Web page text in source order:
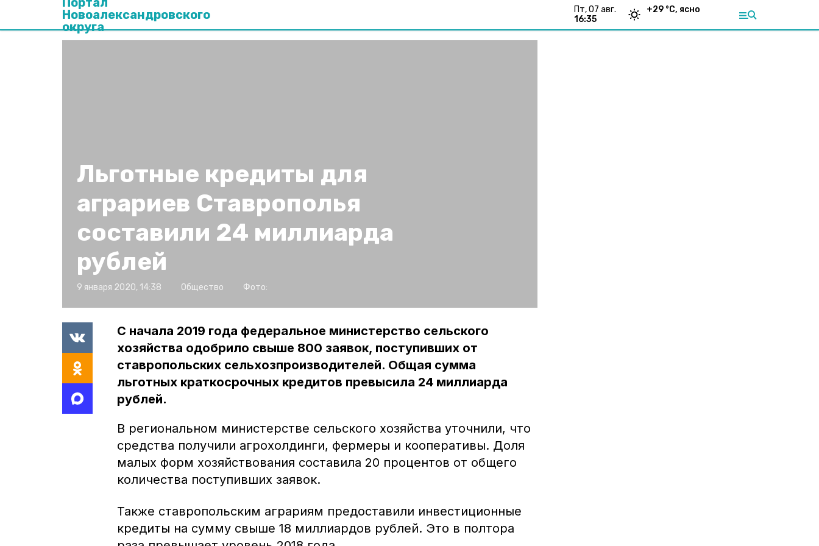
Новоалександровского
округа
пт, 07 авг.
16:35
+29 °С, ясно
Льготные кредиты для
аграриев Ставрополья
составили 24 миллиарда
рублей
9 января 2020, 14:38 Общество Фото:
С начала 2019 года федеральное министерство сельского
хозяйства одобрило свыше 800 заявок, поступивших от
ставропольских сельхозпроизводителей. Общая сумма
льготных краткосрочных кредитов превысила 24 миллиарда
рублей.
В региональном министерстве сельского хозяйства уточнили, что
средства получили агрохолдинги, фермеры и кооперативы. Доля
малых форм хозяйствования составила 20 процентов от общего
количества поступивших заявок.
Также ставропольским аграриям предоставили инвестиционные
кредиты на сумму свыше 18 миллиардов рублей. Это в полтора